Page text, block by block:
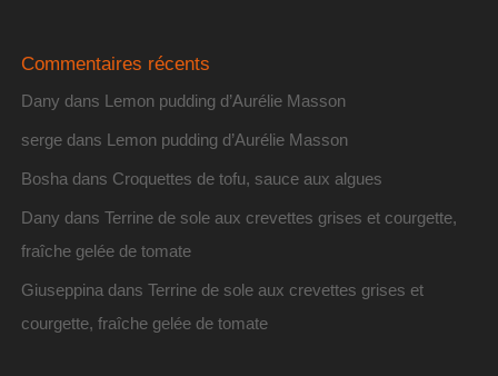
Commentaires récents
Dany dans Lemon pudding d’Aurélie Masson
sergedans Lemon pudding d’Aurélie Masson
Bosha dans Croquettes de tofu, sauce aux algues
Dany dans Terrine de sole aux crevettes grises et courgette,
fraîche gelée de tomate
Giuseppina dans Terrine de sole aux crevettes grises et
courgette, fraîche gelée de tomate